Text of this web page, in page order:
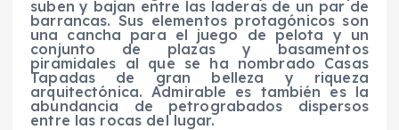
suben y bajan entre las laderas de un par de
barrancas. Sus elementos protagónicos son
una cancha para el juego de pelota y un
conjunto de plazas y basamentos
piramidales al que se ha nombrado Casas
Tapadas de gran belleza y riqueza
arquitectónica. Admirable es también es la
abundancia de petrograbados dispersos
entre las rocas del lugar.